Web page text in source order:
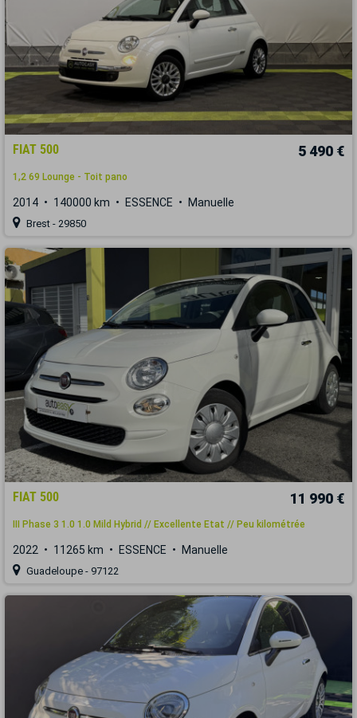
FIAT 500 5 490 €
1,2 69 Lounge - Toit pano
2014 140000 km ESSENCE Manuelle
Brest - 29850
FIAT 500 11 990 €
III Phase 3 1.0 1.0 Mild Hybrid // Excellente Etat // Peu kilométrée
2022 11265 km ESSENCE Manuelle
Guadeloupe - 97122